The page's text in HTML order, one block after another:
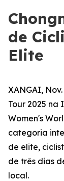
de
Elite
XANGAI,
Tour 2025 na
Women's
categoria
de elite,
de três dias
local.